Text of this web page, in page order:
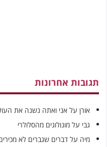
תגובות אחרונות
אורן על אני ואתה נשנה את
גבי על מונולוגים מהסלולרי
מיה על דברים שגברים לא